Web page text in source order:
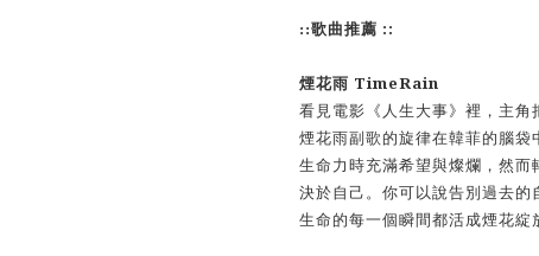
::歌曲推薦 ::
煙花⾬ TimeRain
看 ⾒電影《 ⼈⽣⼤事》裡，主⾓
煙花⾬副歌的旋律在韓菲的腦袋
⽣命 ⼒ 時充滿希望與燦爛，然⽽
決於⾃⼰ 。你可以說告別過去的
⽣命的每⼀個瞬間都活成煙花綻